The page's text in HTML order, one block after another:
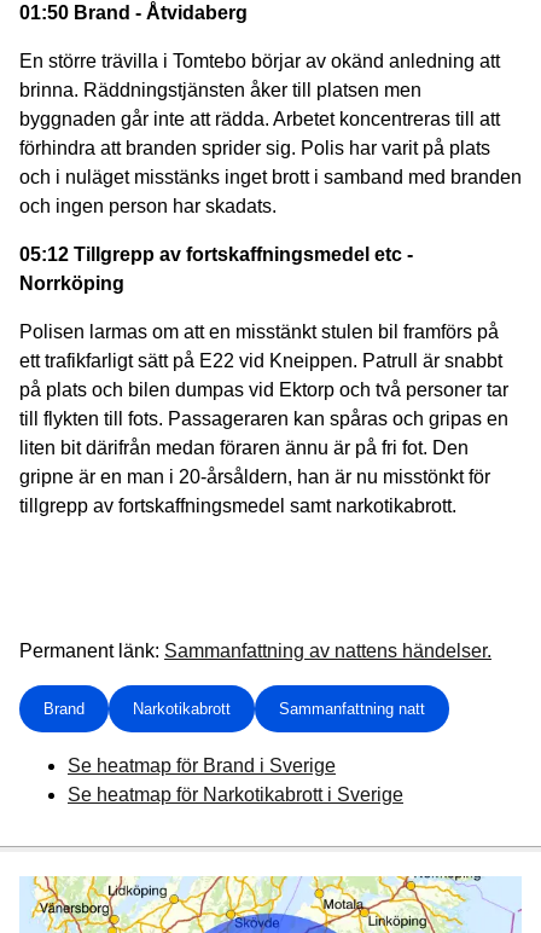
01:50 Brand - Åtvidaberg
En större trävilla i Tomtebo börjar av okänd anledning att
brinna. Räddningstjänsten åker till platsen men
byggnaden går inte att rädda. Arbetet koncentreras till att
förhindra att branden sprider sig. Polis har varit på plats
och i nuläget misstänks inget brott i samband med branden
och ingen person har skadats.
05:12 Tillgrepp av fortskaffningsmedel etc -
Norrköping
Polisen larmas om att en misstänkt stulen bil framförs på
ett trafikfarligt sätt på E22 vid Kneippen. Patrull är snabbt
på plats och bilen dumpas vid Ektorp och två personer tar
till flykten till fots. Passageraren kan spåras och gripas en
liten bit därifrån medan föraren ännu är på fri fot. Den
gripne är en man i 20-årsåldern, han är nu misstönkt för
tillgrepp av fortskaffningsmedel samt narkotikabrott.
Permanent länk: Sammanfattning av nattens händelser.
Brand Narkotikabrott Sammanfattning natt
Se heatmap för Brand i Sverige
Se heatmap för Narkotikabrott i Sverige